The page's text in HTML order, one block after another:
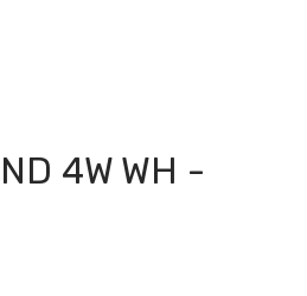
4W WH -